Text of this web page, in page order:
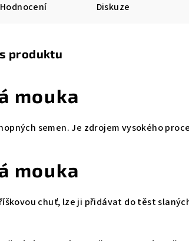
Hodnocení Diskuze
produktu
mouka
semen. Je zdrojem vysokého
mouka
chuť, lze ji přidávat do těst